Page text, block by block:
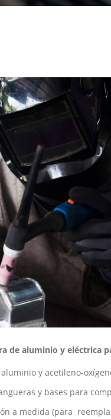
de aluminio y eléctrica
y acetileno-
y bases para
a medida (para